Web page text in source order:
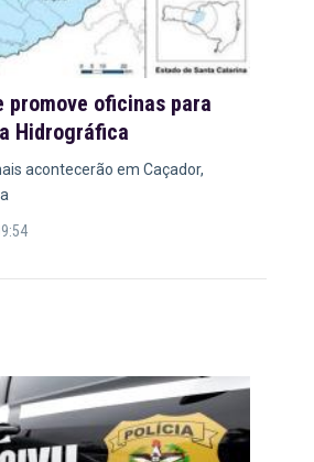
promove oficinas para
Hidrográfica
acontecerão em Caçador,